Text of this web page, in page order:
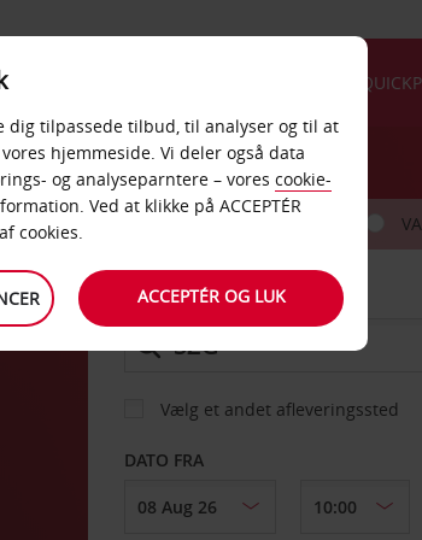
&
BIL
AFHENT FRA
Vælg et andet afleveringssted
DATO FRA
dig tilpassede tilbud, til analyser og til at
hjemmeside. Vi deler også data
og analyseparntere – vores cookie-
Ved at klikke på ACCEPTÉR
cookies.
ACCEPTÉR OG LUK